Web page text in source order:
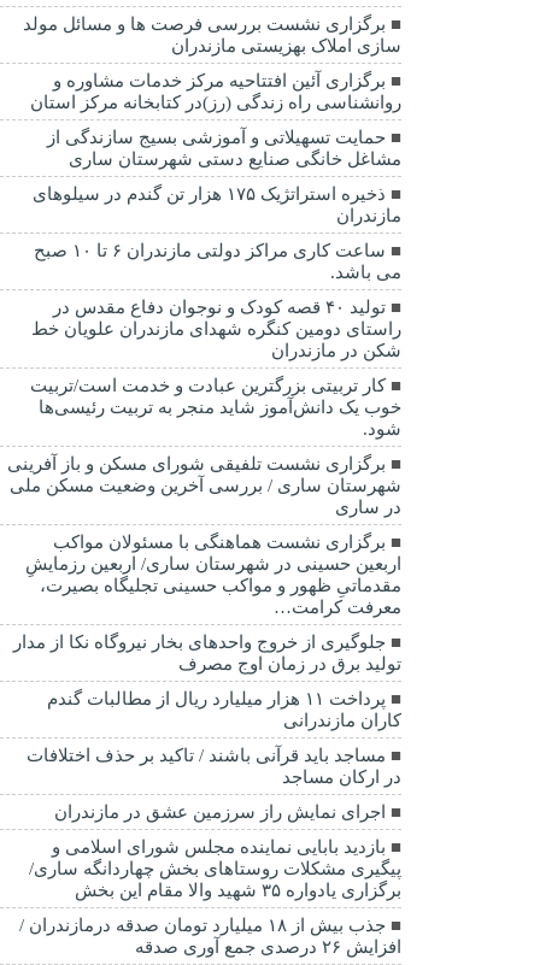
برگزاری نشست بررسی فرصت ها و مسائل مولد
سازی املاک بهزیستی مازندران
برگزاری آئین افتتاحیه مرکز خدمات مشاوره و
روانشناسی راه زندگی (رز)در کتابخانه مرکز استان
حمایت تسهیلاتی و آموزشی بسیج سازندگی از
مشاغل خانگی صنایع دستی شهرستان ساری
ذخیره استراتژیک ۱۷۵ هزار تن گندم در سیلوهای
مازندران
ساعت کاری مراکز دولتی مازندران ۶ تا ۱۰ صبح
می باشد.
تولید ۴۰ قصه کودک و نوجوان دفاع مقدس در
راستای دومین کنگره شهدای مازندران علویان خط
شکن در مازندران
کار تربیتی بزرگترین عبادت و خدمت است/تربیت
خوب یک دانش‌آموز شاید منجر به تربیت رئیسی‌ها
شود.
برگزاری ‌نشست تلفیقی شورای مسکن و باز آفرینی
شهرستان ساری / بررسی آخرین وضعیت مسکن ملی
در ساری
برگزاری نشست هماهنگی با مسئولان مواکب
اربعین حسینی در شهرستان ساری/ اربعین رزمایشِ
مقدماتیِ ظهور و مواکب حسینی تجلیگاه بصیرت،
معرفت کرامت…
جلوگیری از خروج واحدهای بخار نیروگاه نکا از مدار
تولید برق در زمان اوج مصرف
پرداخت ۱۱ هزار میلیارد ریال از مطالبات گندم
کاران مازندرانی
مساجد باید قرآنی باشند / تاکید بر حذف اختلافات
در ارکان مساجد
اجرای نمایش راز سرزمین عشق در مازندران
بازدید بابایی نماینده مجلس شورای اسلامی و
پیگیری مشکلات روستاهای بخش چهاردانگه ساری/
برگزاری یادواره ۳۵ شهید والا مقام این بخش
جذب بیش از ۱۸ میلیارد تومان صدقه درمازندران /
افزایش ۲۶ درصدی جمع آوری صدقه